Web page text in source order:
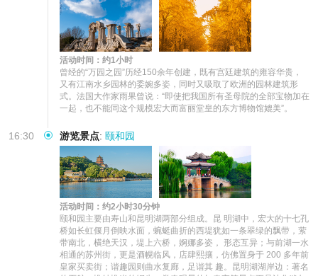
活动时间：约1小时
曾经的“万园之园”历经150余年创建，既有宫廷建筑的雍容华贵，
又有江南水乡园林的委婉多姿，同时又吸取了欧洲的园林建筑形
式。法国大作家雨果曾说：“即使把我国所有圣母院的全部宝物加在
一起，也不能同这个规模宏大而富丽堂皇的东方博物馆媲美”。
16:30 游览景点: 颐和园
活动时间：约2小时30分钟
颐和园主要由寿山和昆明湖两部分组成。昆 明湖中，宏大的十七孔
桥如长虹偃月倒映水面，蜿蜓曲折的西堤犹如一条翠绿的飘带，萦
带南北，横绝天汉，堤上六桥，婀娜多姿， 形态互异；与前湖一水
相通的苏州街，更是酒幌临风，店肆熙攘，仿佛置身于 200 多年前
皇家买卖街；谐趣园则曲水复廊，足谐其 趣。昆明湖湖岸边：著名